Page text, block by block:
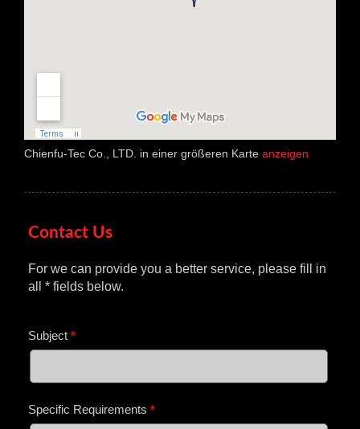
Chienfu-Tec Co., LTD. in einer größeren Karte anzeigen